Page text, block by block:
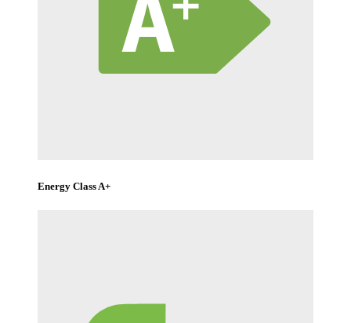
Energy Class A+